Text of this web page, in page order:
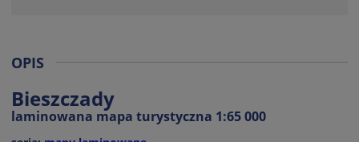
OPIS
Bieszczady
laminowana mapa turystyczna 1:65 000